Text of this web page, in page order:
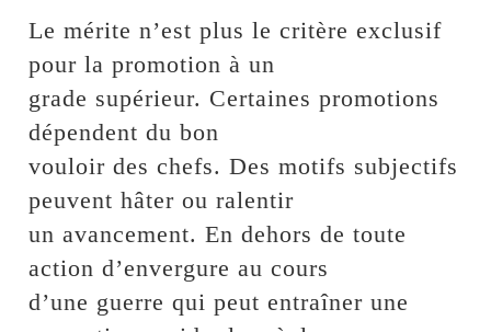
Le mérite n’est plus le critère exclusif
pour la promotion à un
grade supérieur. Certaines promotions
dépendent du bon
vouloir des chefs. Des motifs subjectifs
peuvent hâter ou ralentir
un avancement. En dehors de toute
action d’envergure au cours
d’une guerre qui peut entraîner une